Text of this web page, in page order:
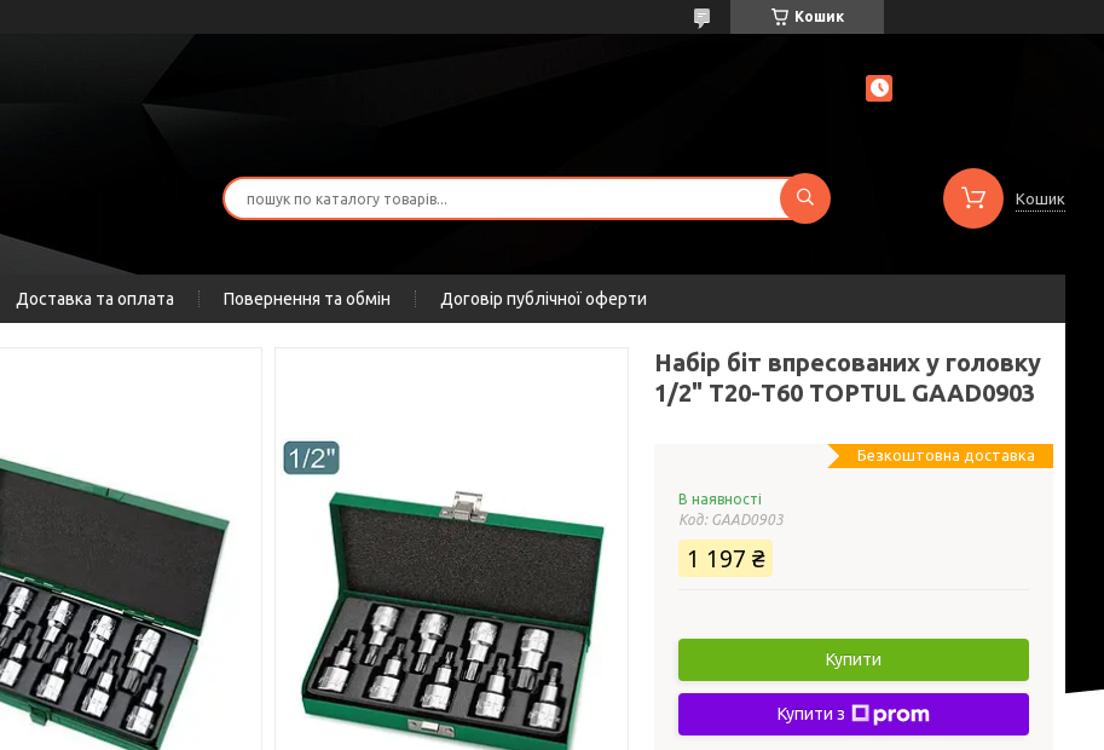
Кошик
Кошик
Доставка та оплата Повернення та обмін Договір публічної оферти
Набір біт впресованих у головку
1/2" Т20-Т60 TOPTUL GAAD0903
Безкоштовна доставка
В наявності
Код: GAAD0903
1 197 ₴
Купити
Купити з